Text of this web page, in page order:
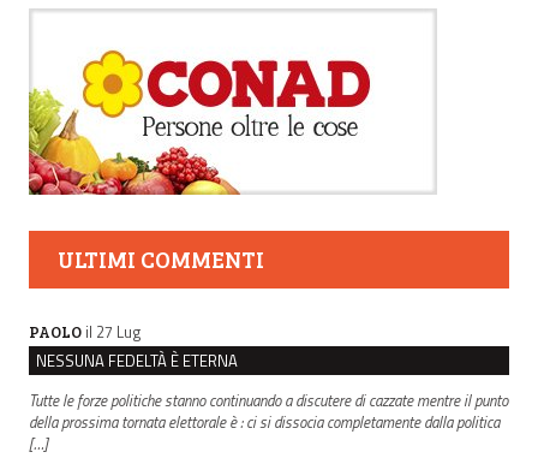
ULTIMI COMMENTI
PAOLO il 27 Lug
NESSUNA FEDELTÀ È ETERNA
Tutte le forze politiche stanno continuando a discutere di cazzate mentre il punto
della prossima tornata elettorale è : ci si dissocia completamente dalla politica
[…]